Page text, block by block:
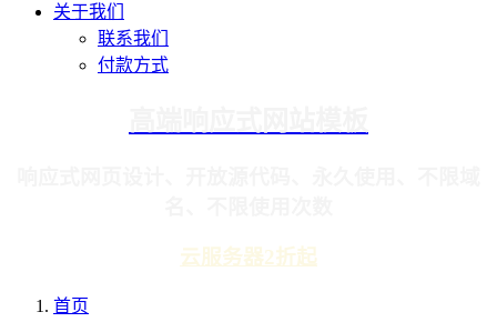
关于我们
联系我们
付款方式
云服务器2折起
首页